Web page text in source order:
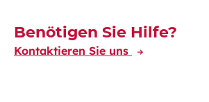
Découvrez-en plus
Benötigen Sie Hilfe?
Kontaktieren Sie uns